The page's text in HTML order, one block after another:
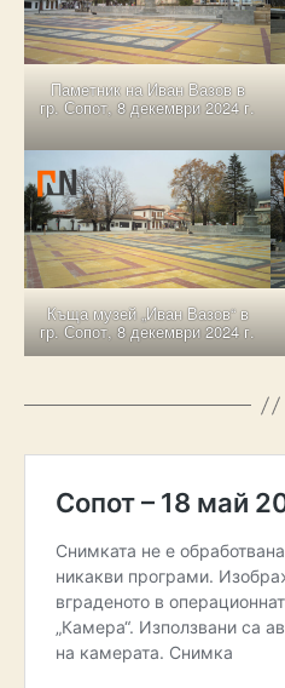
Паметник на Иван Вазов в
гр. Сопот, 8 декември 2024 г.
Къща музей „Иван Вазов“ в
гр. Сопот, 8 декември 2024 г.